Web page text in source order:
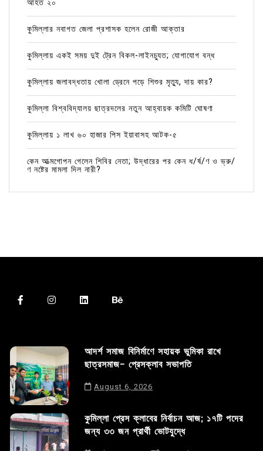
আহত ২০
কুমিল্লার নবাগত জেলা প্রশাসক হলেন রোজী আক্তার
কুমিল্লায় একই সময় দুই ট্রেন বিকল-লাইনচ্যুত; যোগাযোগ বন্ধ
কুমিল্লায় জলাবদ্ধতায় খোলা ড্রেনে পড়ে শিশুর মৃত্যু, দায় কার?
কুমিল্লা বিশ্ববিদ্যালয় ছাত্রদলের নতুন আহ্বায়ক কমিটি ঘোষণা
কুমিল্লায় ১ লাখ ৬০ হাজার পিস ইয়াবাসহ আটক-৫
কেন আত্মগোপন গেলেন শিবির নেতা; উদ্ধারের পর কেন ধ/র্ষ/ণ ও ভ্রু/
ণ নষ্টের মামলা দিল নারী?
আদর্শ সমাজ বিনির্মাণে সহায়ক ভুমিকা রাখে
ছাত্রসমাজ- প্রেসক্লাব সভাপতি
August 6, 2026
কুমিল্লা প্রেস ক্লাবের নির্বাচন আজ; ১৭টি পদের
জন্য ৩৩ জন প্রার্থী ভোটযুদ্ধে